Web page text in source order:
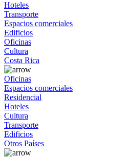
Hoteles
Transporte
Espacios comerciales
Edificios
Oficinas
Cultura
Costa Rica
Oficinas
Espacios comerciales
Residencial
Hoteles
Cultura
Transporte
Edificios
Otros Países